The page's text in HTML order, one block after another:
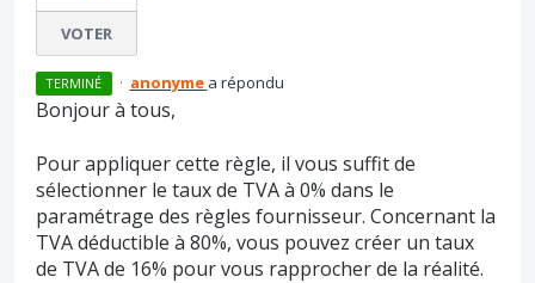
VOTER
TERMINÉ · anonyme a répondu
Bonjour à tous,
Pour appliquer cette règle, il vous suffit de
sélectionner le taux de TVA à 0% dans le
paramétrage des règles fournisseur. Concernant la
TVA déductible à 80%, vous pouvez créer un taux
de TVA de 16% pour vous rapprocher de la réalité.